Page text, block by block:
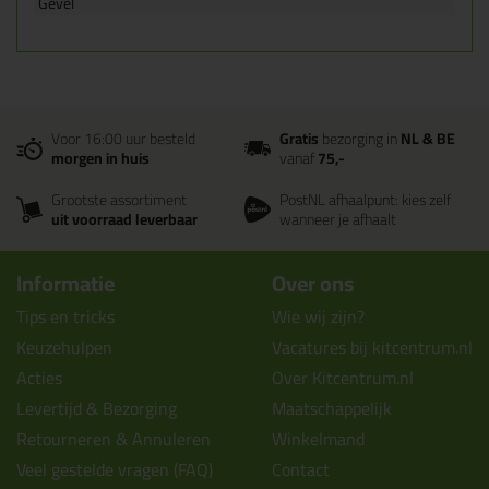
Voor 16:00 uur besteld
morgen in huis
Gratisbezorging inNL & BE
vanaf75,-
Grootste assortiment
uit voorraad leverbaar
PostNL afhaalpunt: kies zelf
wanneer je afhaalt
Informatie
Tips en tricks
Keuzehulpen
Acties
Levertijd & Bezorging
Retourneren & Annuleren
Veel gestelde vragen (FAQ)
Over ons
Wie wij zijn?
Vacatures bij kitcentrum.nl
Over Kitcentrum.nl
Maatschappelijk
Winkelmand
Contact